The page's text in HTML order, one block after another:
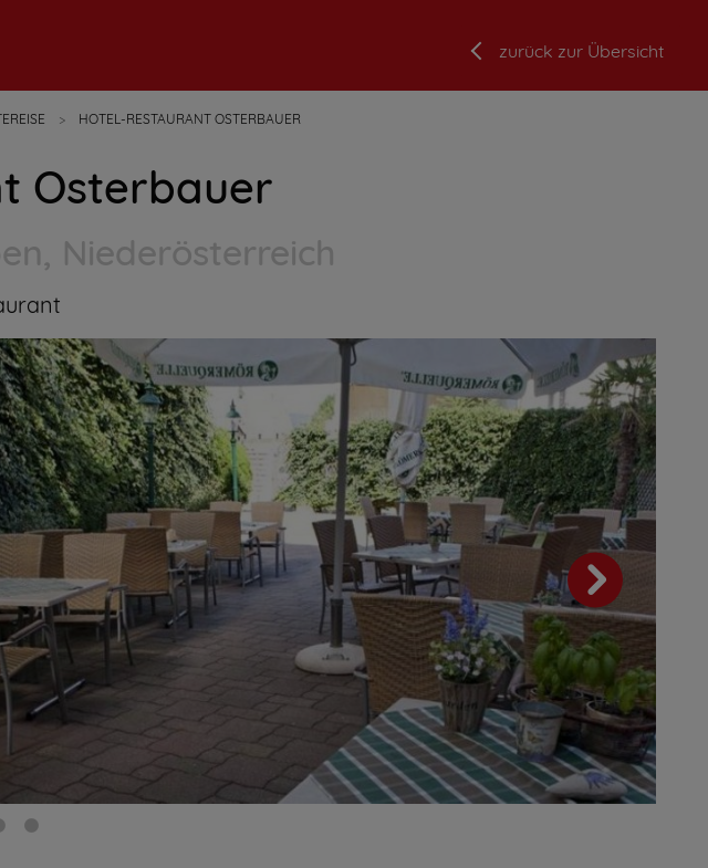
zurück zur Übersicht
HOTEL-RESTAURANT OSTERBAUER
Osterbauer
Niederösterreich